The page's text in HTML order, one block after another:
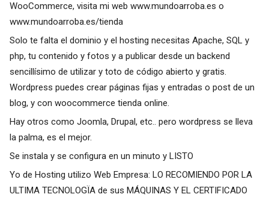
WooCommerce, visita mi web www.mundoarroba.es o
www.mundoarroba.es/tienda
Solo te falta el dominio y el hosting necesitas Apache, SQL y
php, tu contenido y fotos y a publicar desde un backend
sencillísimo de utilizar y toto de código abierto y gratis.
Wordpress puedes crear páginas fijas y entradas o post de un
blog, y con woocommerce tienda online.
Hay otros como Joomla, Drupal, etc.. pero wordpress se lleva
la palma, es el mejor.
Se instala y se configura en un minuto y LISTO
Yo de Hosting utilizo Web Empresa: LO RECOMIENDO POR LA
ULTIMA TECNOLOGÏA de sus MÁQUINAS Y EL CERTIFICADO